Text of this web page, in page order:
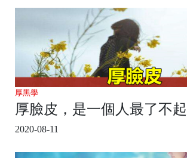
厚黑學
厚臉皮，是一個人最了不
2020-08-11